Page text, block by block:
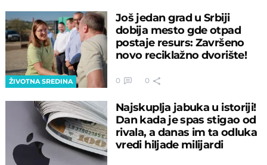
ŽIVOTNA SREDINA
Još jedan grad u Srbiji
dobija mesto gde otpad
postaje resurs: Završeno
novo reciklažno dvorište!
0 0
Najskuplja jabuka u istoriji!
Dan kada je spas stigao od
rivala, a danas im ta odluka
vredi hiljade milijardi